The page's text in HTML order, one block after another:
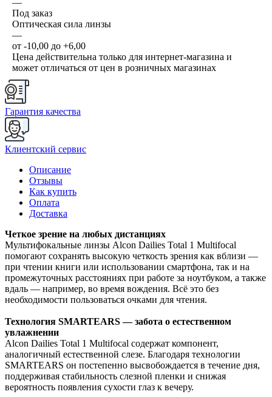
Под заказ
Оптическая сила линзы
—
от -10,00 до +6,00
Цена действительна только для интернет-магазина и
может отличаться от цен в розничных магазинах
Гарантия качества
Клиентский сервис
Описание
Отзывы
Как купить
Оплата
Доставка
Четкое зрение на любых дистанциях
Мультифокальные линзы Alcon Dailies Total 1 Multifocal
помогают сохранять высокую четкость зрения как вблизи —
при чтении книги или использовании смартфона, так и на
промежуточных расстояниях при работе за ноутбуком, а также
вдаль — например, во время вождения. Всё это без
необходимости пользоваться очками для чтения.
Технология SMARTEARS — забота о естественном
увлажнении
Alcon Dailies Total 1 Multifocal содержат компонент,
аналогичный естественной слезе. Благодаря технологии
SMARTEARS он постепенно высвобождается в течение дня,
поддерживая стабильность слезной пленки и снижая
вероятность появления сухости глаз к вечеру.